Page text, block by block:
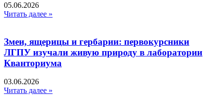
05.06.2026
Читать далее »
Змеи, ящерицы и гербарии: первокурсники
ЛГПУ изучали живую природу в лаборатории
Кванториума
03.06.2026
Читать далее »